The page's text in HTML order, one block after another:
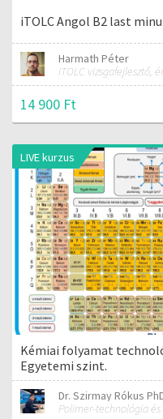
iTOLC Angol B2 last
Harmath Péter
14 900 Ft
LIVE kurzus
Kémiai folyamat
Egyetemi szint.
Dr. Szirmay Rókus